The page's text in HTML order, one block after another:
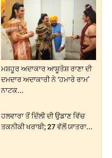
ਮਸ਼ਹੂਰ ਅਦਾਕਾਰ ਆਸ਼ੂਤੋਸ਼ ਰਾਣਾ ਦੀ
ਦਮਦਾਰ ਅਦਾਕਾਰੀ ਨੇ ‘ਹਮਾਰੇ ਰਾਮ’
ਨਾਟਕ...
ਹਲਵਾਰਾ ਤੋਂ ਦਿੱਲੀ ਦੀ ਉਡਾਣ ਵਿੱਚ
ਤਕਨੀਕੀ ਖਰਾਬੀ; 27 ਵੱਲੋਂ ਯਾਤਰਾ...